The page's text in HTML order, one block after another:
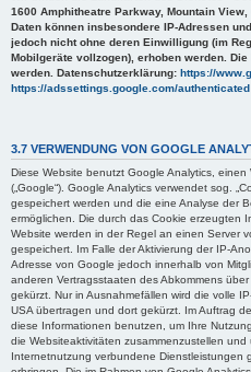
1600 Amphitheatre Parkway, Mountain
Daten können insbesondere IP-Adressen
jedoch nicht ohne deren Einwilligung (im
Mobilgeräte vollzogen), erhoben werden.
werden. Datenschutzerklärung: https://
https://adssettings.google.com/authenticated
3.7 VERWENDUNG VON GOOGLE
Diese Website benutzt Google Analytics,
(„Google“). Google Analytics verwendet sog.
gespeichert werden und die eine Analyse der
ermöglichen. Die durch das Cookie erzeugten
Website werden in der Regel an einen Server
gespeichert. Im Falle der Aktivierung der IP-
Adresse von Google jedoch innerhalb von
anderen Vertragsstaaten des Abkommens
gekürzt. Nur in Ausnahmefällen wird die volle
USA übertragen und dort gekürzt. Im Auftrag
diese Informationen benutzen, um Ihre
die Websiteaktivitäten zusammenzustellen
Internetnutzung verbundene Dienstleistungen